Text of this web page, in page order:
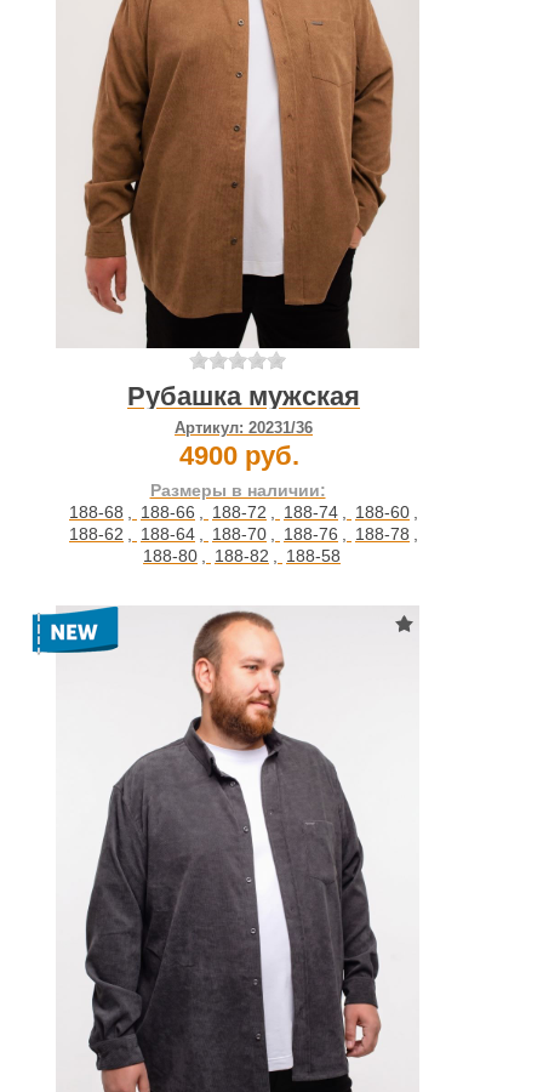
Рубашка мужская
Артикул: 20231/36
4900 руб.
Размеры в наличии:
188-68
188-66 188-72 188-74 188-60
188-62
188-64 188-70 188-76 188-78
188-80
188-82 188-58